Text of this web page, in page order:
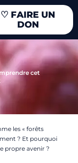
♡ FAIRE UN
DON
cet
les « forêts
? Et pourquoi
propre avenir ?